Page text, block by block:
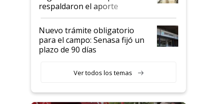
haciendo currículum"
respaldaron el aporte
obligatorio
Nuevo trámite obligatorio
para el campo: Senasa fijó un
plazo de 90 días
Ver todos los temas